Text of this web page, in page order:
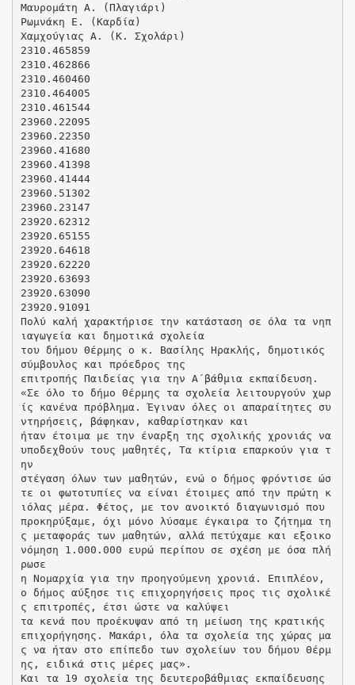
Μαυρομάτη Α. (Πλαγιάρι)
Ρωμνάκη Ε. (Καρδία)
Χαμχούγιας A. (Κ. Σχολάρι)
2310.465859
2310.462866
2310.460460
2310.464005
2310.461544
23960.22095
23960.22350
23960.41680
23960.41398
23960.41444
23960.51302
23960.23147
23920.62312
23920.65155
23920.64618
23920.62220
23920.63693
23920.63090
23920.91091
Πολύ καλή χαρακτήρισε την κατάσταση σε όλα τα νηπ
ιαγωγεία και δημοτικά σχολεία
του δήμου Θέρμης ο κ. Βασίλης Ηρακλής, δημοτικός
σύμβουλος και πρόεδρος της
επιτροπής Παιδείας για την Α΄βάθμια εκπαίδευση.
«Σε όλο το δήμο Θέρμης τα σχολεία λειτουργούν χωρ
ίς κανένα πρόβλημα. Έγιναν όλες οι απαραίτητες συ
ντηρήσεις, βάφηκαν, καθαρίστηκαν και
ήταν έτοιμα με την έναρξη της σχολικής χρονιάς να
υποδεχθούν τους μαθητές, Τα κτίρια επαρκούν για τ
ην
στέγαση όλων των μαθητών, ενώ ο δήμος φρόντισε ώσ
τε οι φωτοτυπίες να είναι έτοιμες από την πρώτη κ
ιόλας μέρα. Φέτος, με τον ανοικτό διαγωνισμό που
προκηρύξαμε, όχι μόνο λύσαμε έγκαιρα το ζήτημα τη
ς μεταφοράς των μαθητών, αλλά πετύχαμε και εξοικο
νόμηση 1.000.000 ευρώ περίπου σε σχέση με όσα πλή
ρωσε
η Νομαρχία για την προηγούμενη χρονιά. Επιπλέον,
ο δήμος αύξησε τις επιχορηγήσεις προς τις σχολικέ
ς επιτροπές, έτσι ώστε να καλύψει
τα κενά που προέκυψαν από τη μείωση της κρατικής
επιχορήγησης. Μακάρι, όλα τα σχολεία της χώρας μα
ς να ήταν στο επίπεδο των σχολείων του δήμου Θέρμ
ης, ειδικά στις μέρες μας».
Και τα 19 σχολεία της δευτεροβάθμιας εκπαίδευσης